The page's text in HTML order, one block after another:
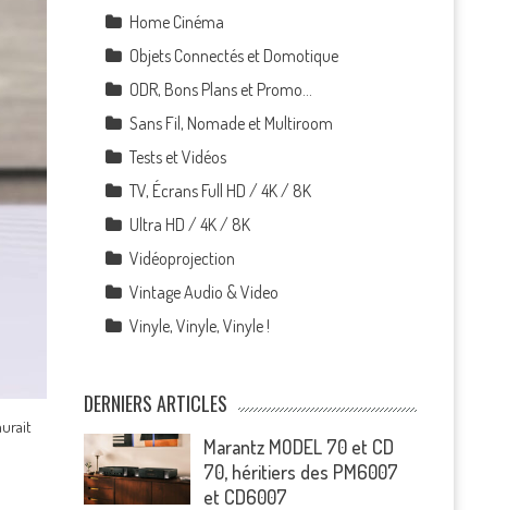
Home Cinéma
Objets Connectés et Domotique
ODR, Bons Plans et Promo…
Sans Fil, Nomade et Multiroom
Tests et Vidéos
TV, Écrans Full HD / 4K / 8K
Ultra HD / 4K / 8K
Vidéoprojection
Vintage Audio & Video
Vinyle, Vinyle, Vinyle !
DERNIERS ARTICLES
Marantz MODEL 70 et CD
70, héritiers des PM6007
et CD6007